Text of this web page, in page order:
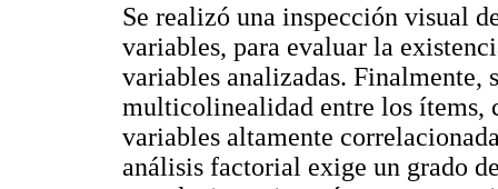
Se realizó una inspección visual
variables, para evaluar la
variables analizadas. Finalmente,
multicolinealidad entre los ítems,
variables altamente
análisis factorial exige un grado